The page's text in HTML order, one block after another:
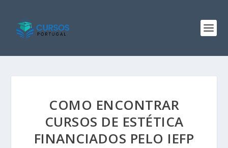
COMO ENCONTRAR
CURSOS DE ESTÉTICA
FINANCIADOS PELO IEFP